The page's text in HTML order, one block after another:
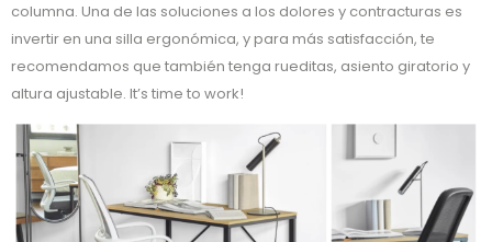
columna. Una de las soluciones a los dolores y contracturas es
invertir en una silla ergonómica, y para más satisfacción, te
recomendamos que también tenga rueditas, asiento giratorio y
altura ajustable. It’s time to work!